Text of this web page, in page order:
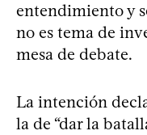
entendimiento y
no es tema de
mesa de debate.
La intención
la de “dar la